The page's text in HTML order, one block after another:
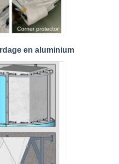
en aluminium